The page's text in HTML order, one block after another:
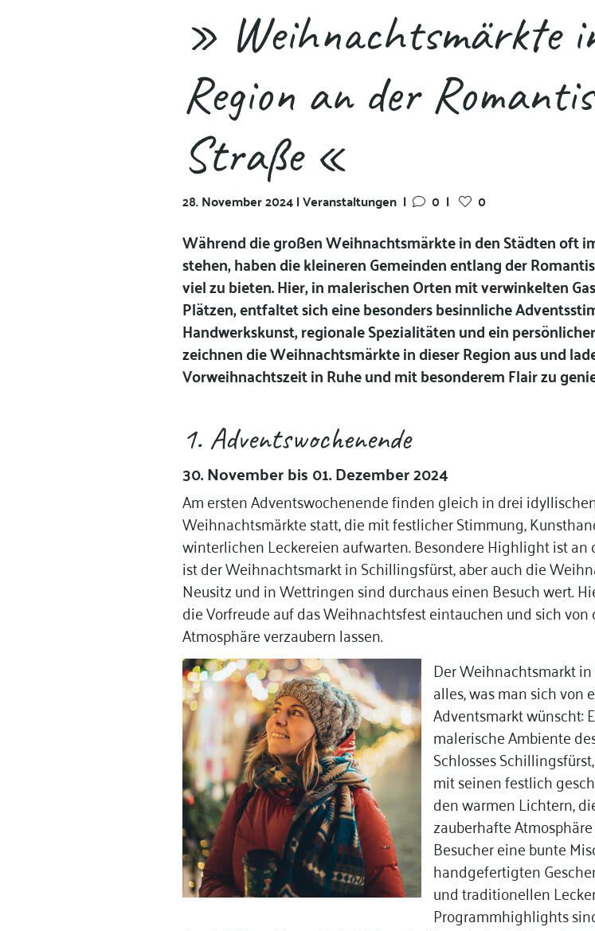
» Weihnachtsmärkte
Region an der
Straße «
28. November 2024 | Veranstaltungen | 0 | 0
Während die großen Weihnachtsmärkte in den Städten oft
stehen, haben die kleineren Gemeinden entlang der
viel zu bieten. Hier, in malerischen Orten mit verwinkelten
Plätzen, entfaltet sich eine besonders besinnliche
Handwerkskunst, regionale Spezialitäten und ein
zeichnen die Weihnachtsmärkte in dieser Region aus und
Vorweihnachtszeit in Ruhe und mit besonderem Flair zu
1. Adventswochenende
30. November bis 01. Dezember 2024
Am ersten Adventswochenende finden gleich in drei
Weihnachtsmärkte statt, die mit festlicher Stimmung,
winterlichen Leckereien aufwarten. Besondere Highlight ist
ist der Weihnachtsmarkt in Schillingsfürst, aber auch die
Neusitz und in Wettringen sind durchaus einen Besuch wert.
die Vorfreude auf das Weihnachtsfest eintauchen und sich
Atmosphäre verzaubern lassen.
Der Weihnachtsmarkt in
alles, was man sich
Adventsmarkt wünscht:
malerische Ambiente
Schlosses
mit seinen festlich
den warmen Lichtern,
zauberhafte
Besucher eine bunte
handgefertigten
und traditionellen
Programmhighlights